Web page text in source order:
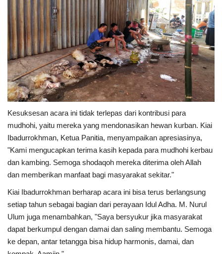
Kesuksesan acara ini tidak terlepas dari kontribusi para
mudhohi, yaitu mereka yang mendonasikan hewan kurban. Kiai
Ibadurrokhman, Ketua Panitia, menyampaikan apresiasinya,
"Kami mengucapkan terima kasih kepada para mudhohi kerbau
dan kambing. Semoga shodaqoh mereka diterima oleh Allah
dan memberikan manfaat bagi masyarakat sekitar."
Kiai Ibadurrokhman berharap acara ini bisa terus berlangsung
setiap tahun sebagai bagian dari perayaan Idul Adha. M. Nurul
Ulum juga menambahkan, "Saya bersyukur jika masyarakat
dapat berkumpul dengan damai dan saling membantu. Semoga
ke depan, antar tetangga bisa hidup harmonis, damai, dan